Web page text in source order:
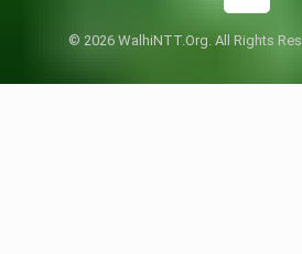
© 2026 WalhiNTT.Org. All Rights